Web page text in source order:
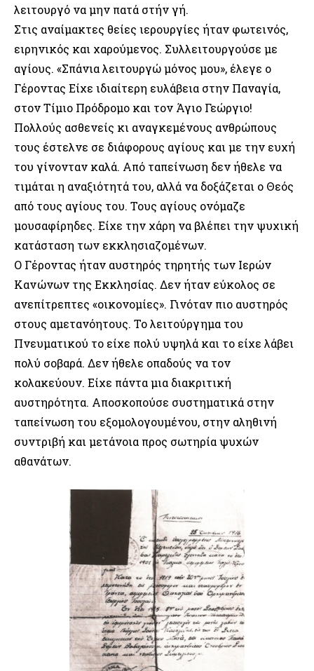
λειτουργό να μην πατά στήν γή.
Στις αναίμακτες θείες ιερουργίες ήταν φωτεινός,
ειρηνικός και χαρούμενος. Συλλειτουργούσε με
αγίους. «Σπάνια λειτουργώ μόνος μου», έλεγε ο
Γέροντας Είχε ιδιαίτερη ευλάβεια στην Παναγία,
στον Τίμιο Πρόδρομο και τον Άγιο Γεώργιο!
Πολλούς ασθενείς κι αναγκεμένους ανθρώπους
τους έστελνε σε διάφορους αγίους και με την ευχή
του γίνονταν καλά. Από ταπείνωση δεν ήθελε να
τιμάται η αναξιότητά του, αλλά να δοξάζεται ο Θεός
από τους αγίους του. Τους αγίους ονόμαζε
μουσαφίρηδες. Είχε την χάρη να βλέπει την ψυχική
κατάσταση των εκκλησιαζομένων.
Ο Γέροντας ήταν αυστηρός τηρητής των Ιερών
Καvώνων της Εκκλησίας. Δεν ήταν εύκολος σε
ανεπίτρεπτες «οικονομίες». Γινόταν πιο αυστηρός
στους αμετανόητους. Το λειτούργημα του
Πνευματικού το είχε πολύ υψηλά και το είχε λάβει
πολύ σοβαρά. Δεν ήθελε οπαδούς να τον
κολακεύουν. Είχε πάντα μια διακριτική
αυστηρότητα. Αποσκοπούσε συστηματικά στην
ταπείνωση του εξομολογουμένου, στην αληθινή
συντριβή και μετάνοια προς σωτηρία ψυχών
αθανάτων.